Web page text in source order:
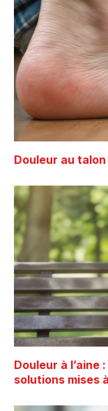
Douleur au
Douleur à
solutions mises